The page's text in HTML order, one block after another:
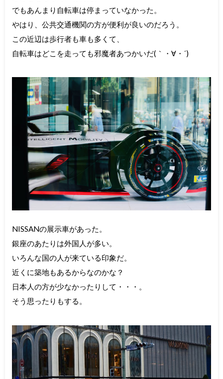
でもあんまり自転車は停まっていなかった。
やはり、公共交通機関の方が便利が良いのだろう。
この近辺は歩行者も車も多くて、
自転車はどこを走っても邪魔者あつかいだ(｀・∀・´)
NISSANの展示車があった。
銀座のあたりは外国人が多い。
いろんな国の人が来ている印象だ。
近くに築地もあるからなのかな？
日本人の方が少なかったりして・・・。
そう思ったりもする。